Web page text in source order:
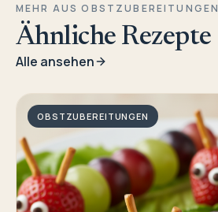
MEHR AUS OBSTZUBEREITUNGEN
Ähnliche Rezepte
Alle ansehen
OBSTZUBEREITUNGEN